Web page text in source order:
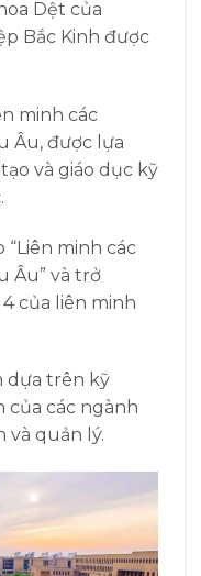
Dệt của
Bắc Kinh được
minh các
Âu, được lựa
và giáo dục kỹ
“Liên minh các
Âu” và trở
của liên minh
dựa trên kỹ
của các ngành
và quản lý.